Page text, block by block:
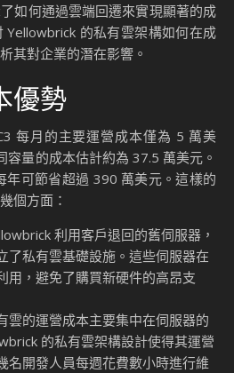
如何通過雲端回遷來實現顯著的成
Yellowbrick 的私有雲架構如何在成
其對企業的潛在影響。
優勢
每月的主要運營成本僅為 5 萬美
容量的成本估計約為 37.5 萬美元。
年可節省超過 390 萬美元。這樣的
個方面：
利用客戶退回的舊伺服器，
了私有雲基礎設施。這些伺服器在
用，避免了購買新硬件的高昂支
雲的運營成本主要集中在伺服器的
的私有雲架構設計使得其運營
名開發人員每週花費數小時進行維